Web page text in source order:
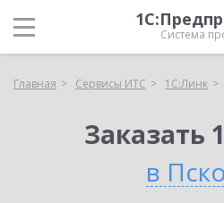
Система
Главная Сервисы ИТС 1С:Линк
Заказать
в